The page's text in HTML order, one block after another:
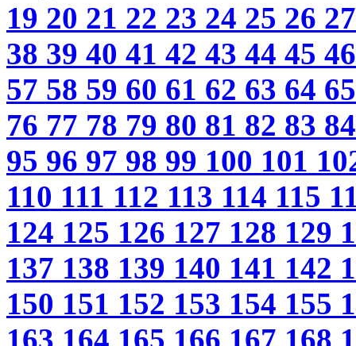
19 20 21 22 23 24 25 26
38 39 40 41 42 43 44 45
57 58 59 60 61 62 63 64
76 77 78 79 80 81 82 83
95 96 97 98 99 100 101
110 111 112 113 114 115
124 125 126 127 128 129
137 138 139 140 141 142
150 151 152 153 154 155